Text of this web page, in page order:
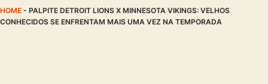
HOME - PALPITE DETROIT LIONS X MINNESOTA VIKINGS: VELHOS
CONHECIDOS SE ENFRENTAM MAIS UMA VEZ NA TEMPORADA